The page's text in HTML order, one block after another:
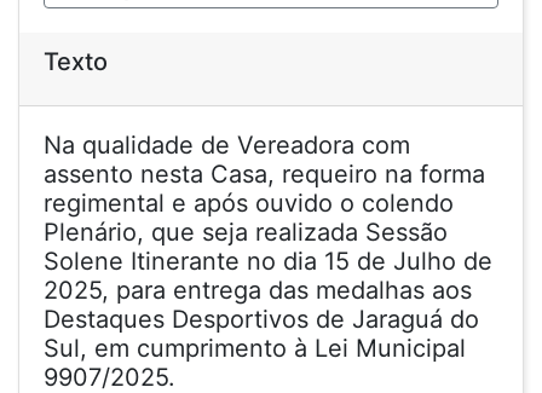
Texto
Na qualidade de Vereadora com
assento nesta Casa, requeiro na forma
regimental e após ouvido o colendo
Plenário, que seja realizada Sessão
Solene Itinerante no dia 15 de Julho de
2025, para entrega das medalhas aos
Destaques Desportivos de Jaraguá do
Sul, em cumprimento à Lei Municipal
9907/2025.